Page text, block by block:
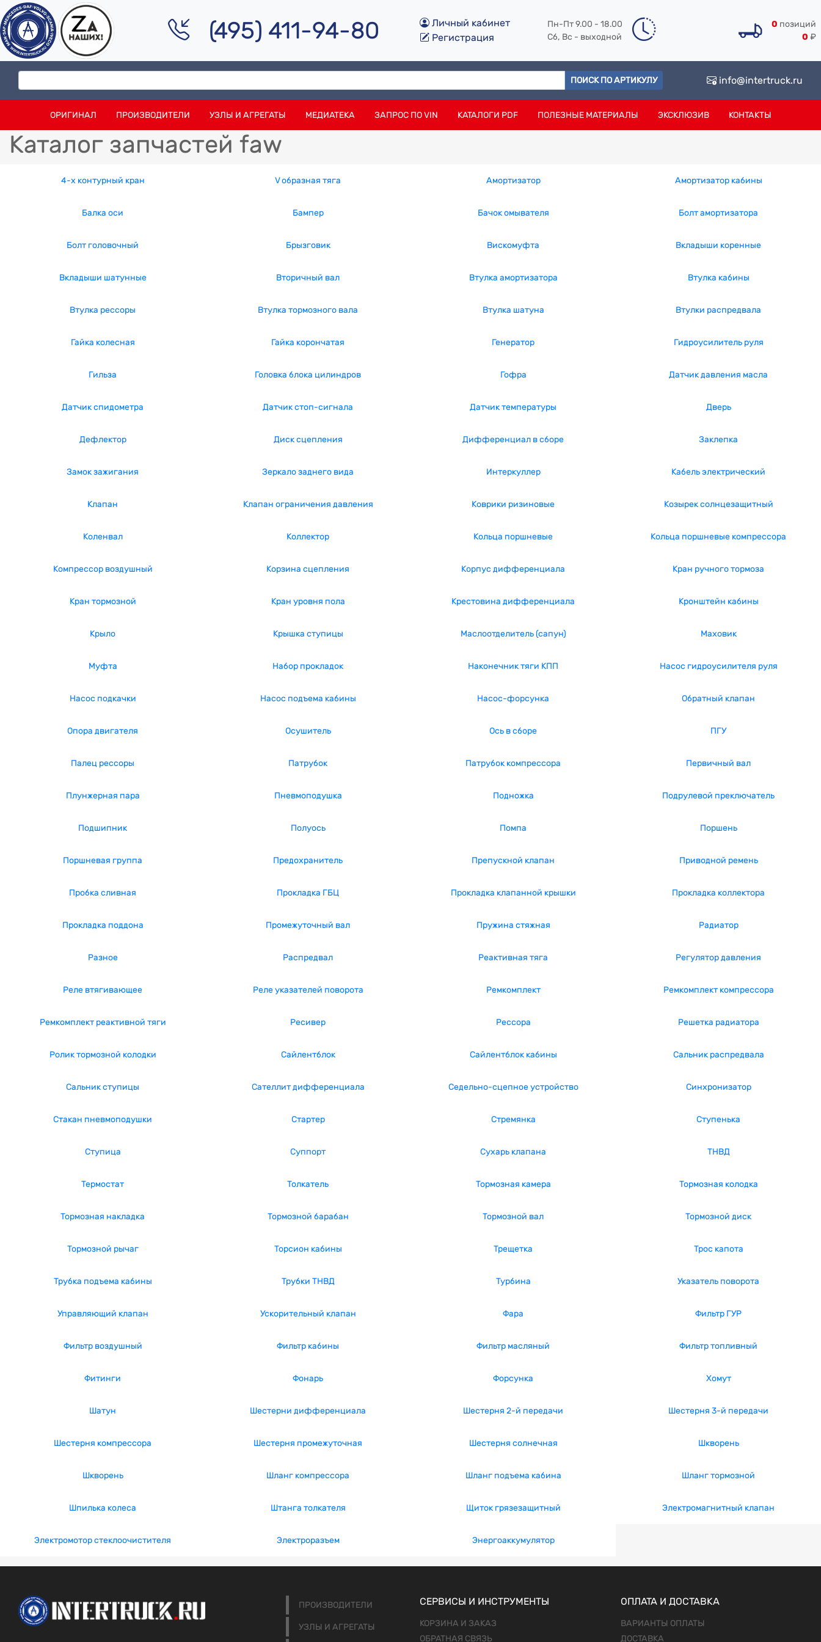
(495) 411-94-80
Личный кабинет
Регистрация
Пн-Пт 9.00 - 18.00
Сб, Вс - выходной
0 позиций
0 ₽
ПОИСК ПО АРТИКУЛУ info@intertruck.ru
ОРИГИНАЛ ПРОИЗВОДИТЕЛИ УЗЛЫ И АГРЕГАТЫ МЕДИАТЕКА ЗАПРОС ПО VIN КАТАЛОГИ PDF ПОЛЕЗНЫЕ МАТЕРИАЛЫ ЭКСКЛЮЗИВ КОНТАКТЫ
Каталог запчастей faw
4-x контурный кран V образная тяга Амортизатор Амортизатор кабины
Балка оси Бампер Бачок омывателя Болт амортизатора
Болт головочный Брызговик Вискомуфта Вкладыши коренные
Вкладыши шатунные Вторичный вал Втулка амортизатора Втулка кабины
Втулка рессоры Втулка тормозного вала Втулка шатуна Втулки распредвала
Гайка колесная Гайка корончатая Генератор Гидроусилитель руля
Гильза Головка блока цилиндров Гофра Датчик давления масла
Датчик спидометра Датчик стоп-сигнала Датчик температуры Дверь
Дефлектор Диск сцепления Дифференциал в сборе Заклепка
Замок зажигания Зеркало заднего вида Интеркуллер Кабель электрический
Клапан Клапан ограничения давления Коврики ризиновые Козырек солнцезащитный
Коленвал Коллектор Кольца поршневые Кольца поршневые компрессора
Компрессор воздушный Корзина сцепления Корпус дифференциала Кран ручного тормоза
Кран тормозной Кран уровня пола Крестовина дифференциала Кронштейн кабины
Крыло Крышка ступицы Маслоотделитель (сапун) Маховик
Муфта Набор прокладок Наконечник тяги КПП Насос гидроусилителя руля
Насос подкачки Насос подъема кабины Насос-форсунка Обратный клапан
Опора двигателя Осушитель Ось в сборе ПГУ
Палец рессоры Патрубок Патрубок компрессора Первичный вал
Плунжерная пара Пневмоподушка Подножка Подрулевой преключатель
Подшипник Полуось Помпа Поршень
Поршневая группа Предохранитель Препускной клапан Приводной ремень
Пробка сливная Прокладка ГБЦ Прокладка клапанной крышки Прокладка коллектора
Прокладка поддона Промежуточный вал Пружина стяжная Радиатор
Разное Распредвал Реактивная тяга Регулятор давления
Реле втягивающее Реле указателей поворота Ремкомплект Ремкомплект компрессора
Ремкомплект реактивной тяги Ресивер Рессора Решетка радиатора
Ролик тормозной колодки Сайлентблок Сайлентблок кабины Сальник распредвала
Сальник ступицы Сателлит дифференциала Седельно-сцепное устройство Синхронизатор
Стакан пневмоподушки Стартер Стремянка Ступенька
Ступица Суппорт Сухарь клапана ТНВД
Термостат Толкатель Тормозная камера Тормозная колодка
Тормозная накладка Тормозной барабан Тормозной вал Тормозной диск
Тормозной рычаг Торсион кабины Трещетка Трос капота
Трубка подъема кабины Трубки ТНВД Турбина Указатель поворота
Управляющий клапан Ускорительный клапан Фара Фильтр ГУР
Фильтр воздушный Фильтр кабины Фильтр масляный Фильтр топливный
Фитинги Фонарь Форсунка Хомут
Шатун Шестерни дифференциала Шестерня 2-й передачи Шестерня 3-й передачи
Шестерня компрессора Шестерня промежуточная Шестерня солнечная Шкворень
Шкворень Шланг компрессора Шланг подъема кабина Шланг тормозной
Шпилька колеса Штанга толкателя Щиток грязезащитный Электромагнитный клапан
Электромотор стеклоочистителя Электроразъем Энергоаккумулятор
ПРОИЗВОДИТЕЛИ
УЗЛЫ И АГРЕГАТЫ
СЕРВИСЫ И ИНСТРУМЕНТЫ
КОРЗИНА И ЗАКАЗ
ОБРАТНАЯ СВЯЗЬ
ОПЛАТА И ДОСТАВКА
ВАРИАНТЫ ОПЛАТЫ
ДОСТАВКА